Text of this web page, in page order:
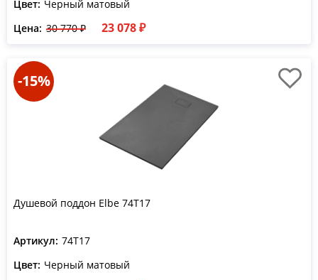
Цвет: Черный матовый
Цена: 30 770 ₽ 23 078 ₽
-15%
Душевой поддон Elbe 74T17
Артикул: 74T17
Цвет: Черный матовый